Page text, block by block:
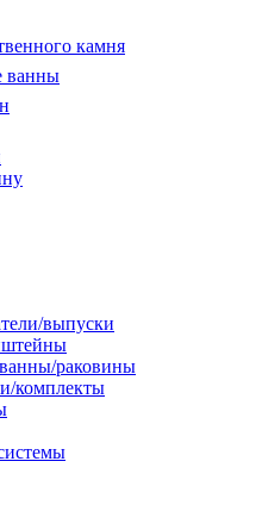
камня
ванны
выпуски
раковины
комплекты